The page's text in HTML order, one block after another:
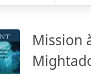
Mission